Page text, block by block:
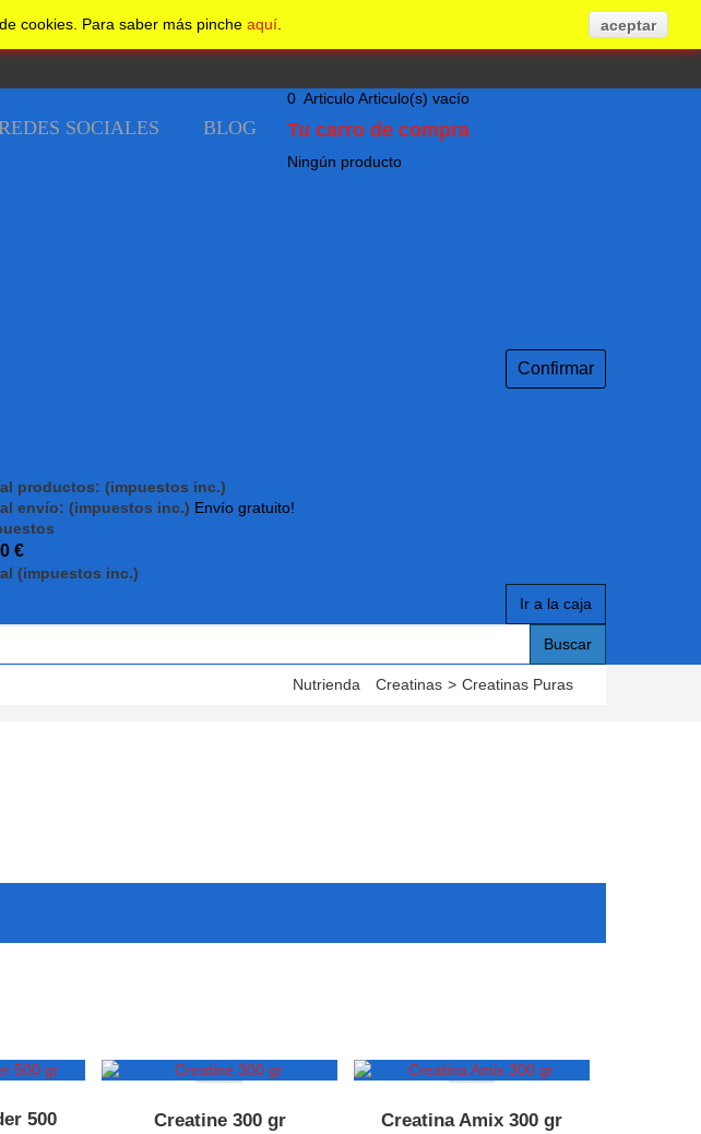
SOCIALES BLOG
0 Articulo Articulo(s) vacío
Tu carro de compra
Ningún producto
Confirmar
productos: (impuestos inc.)
envío: (impuestos inc.) Envío gratuito!
€
(impuestos inc.)
Ir a la caja
Buscar
Nutrienda Creatinas > Creatinas Puras
500 Creatine 300 gr Creatina Amix 300 gr
cookies. Para saber más pinche aquí aceptar